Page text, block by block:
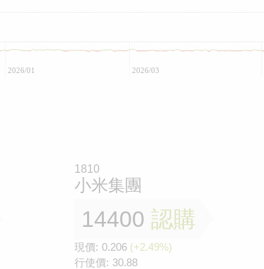
2026/01 2026/03
1810
小米集團
14400 認購
現價: 0.206 (+2.49%)
行使價: 30.88